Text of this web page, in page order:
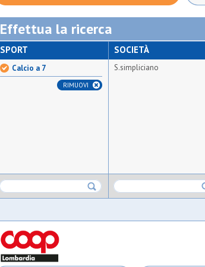
Effettua la ricerca
SPORT
Calcio a 7
RIMUOVI
SOCIETÀ
S.simpliciano